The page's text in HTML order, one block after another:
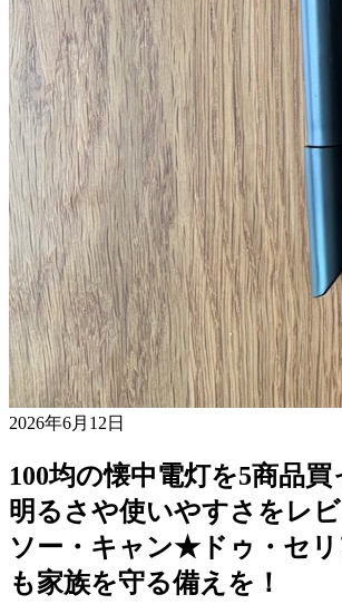
2026年6月12日
100均の懐中電灯を5商品買
明るさや使いやすさをレ
ソー・キャン★ドゥ・セ
も家族を守る備えを！